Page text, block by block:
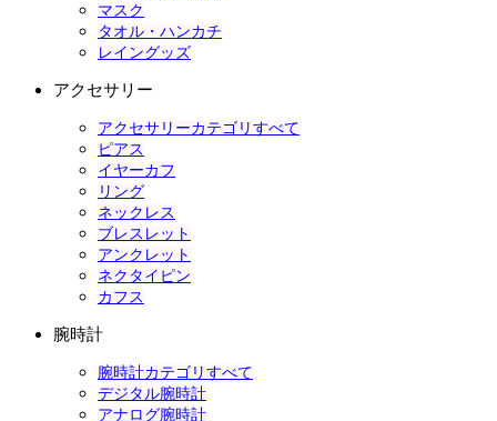
マスク
タオル・ハンカチ
レイングッズ
アクセサリー
アクセサリーカテゴリすべて
ピアス
イヤーカフ
リング
ネックレス
ブレスレット
アンクレット
ネクタイピン
カフス
腕時計
腕時計カテゴリすべて
デジタル腕時計
アナログ腕時計